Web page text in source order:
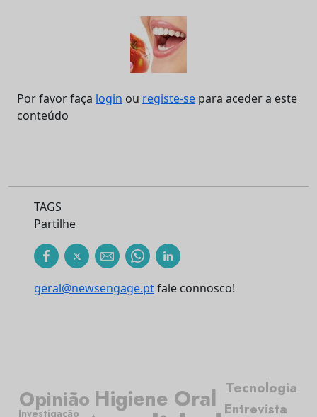
Por favor faça login ou registe-se para aceder a este
conteúdo
TAGS
Partilhe
geral@newsengage.ptfale connosco!
Higiene Oral Entrevista
Opinião Tecnologia
Investigação